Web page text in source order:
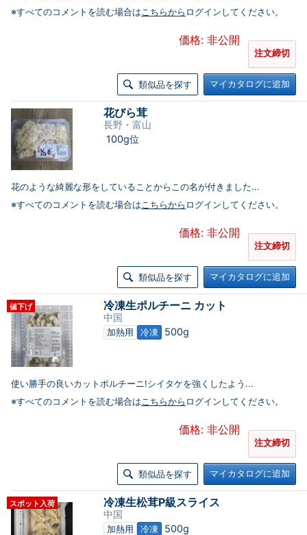
※すべてのコメントを読む場合はこちらから ログインしてください。
価格: 非公開
注文締切
類似品を探す マイカタログに追加
花びら茸
長野・富山
100g位
花のような綺麗な形をしていることからこの名が付きました...
※すべてのコメントを読む場合はこちらから ログインしてください。
価格: 非公開
注文締切
類似品を探す マイカタログに追加
値下げ 冷凍生ポルチーニ カット
中国
加熱用 冷凍 500g
使い勝手の良いカットポルチーニ!シイタケを強くしたよう...
※すべてのコメントを読む場合はこちらから ログインしてください。
価格: 非公開
注文締切
類似品を探す マイカタログに追加
スポット入荷 冷凍生松茸P級スライス
中国
加熱用 冷凍 500g